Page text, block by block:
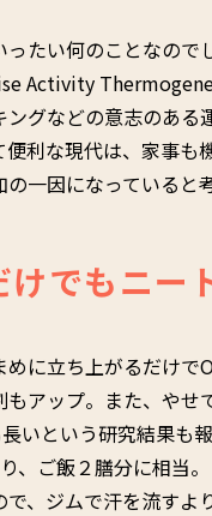
たい何のことなので
Activity
グなどの意志のあ
利な現代は、家事
一因になっていると
でもニー
めに立ち上がるだけ
アップ。また、やせ
いという研究結果も
、ご飯２膳分に相当
、ジムで汗を流す